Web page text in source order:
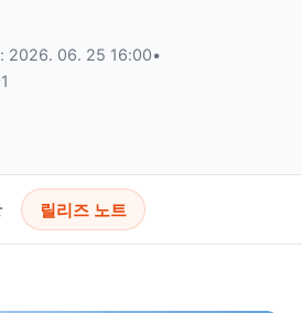
2026. 06. 25 16:00•
릴리즈 노트